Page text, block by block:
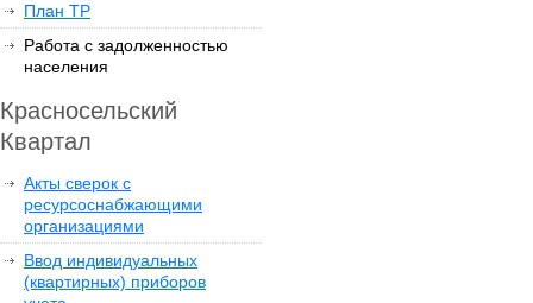
План ТР
Работа с задолженностью
населения
Красносельский
Квартал
Акты сверок с
ресурсоснабжающими
организациями
Ввод индивидуальных
(квартирных) приборов